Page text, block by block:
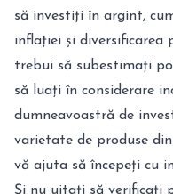
să investiți în argint,
inflației și diversificarea
trebui să subestimați
să luați în considerare
dumneavoastră de
varietate de produse
vă ajuta să începeți cu
Și nu uitați să verificați